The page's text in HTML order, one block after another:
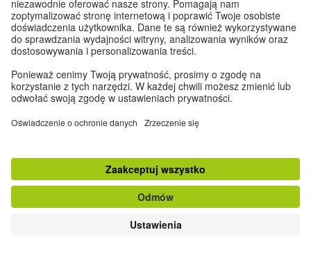
klasyczna wersja strony
Dane kontaktowe|Impressum|Ustawienia prywatności|Ochrona danych